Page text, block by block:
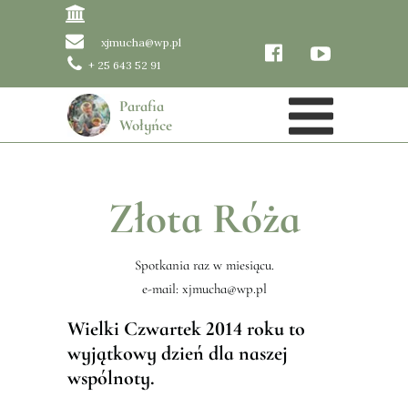
xjmucha@wp.pl
+ 25 643 52 91
Parafia
Wołyńce
Złota Róża
Spotkania raz w miesiącu.
e-mail: xjmucha@wp.pl
Wielki Czwartek 2014 roku to
wyjątkowy dzień dla naszej
wspólnoty.